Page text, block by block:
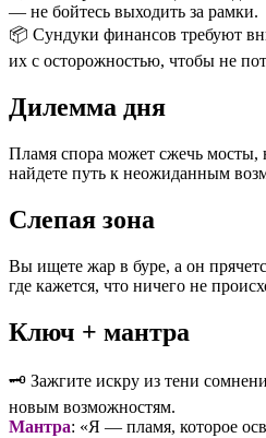
— не бойтесь выходить за рамки.
📦 Сундуки финансов требуют
их с осторожностью, чтобы не
Дилемма дня
Пламя спора может сжечь мосты,
найдете путь к неожиданным
Слепая зона
Вы ищете жар в буре, а он
где кажется, что ничего не
Ключ + мантра
🗝️ Зажгите искру из тени
новым возможностям.
Мантра: «Я — пламя, которое